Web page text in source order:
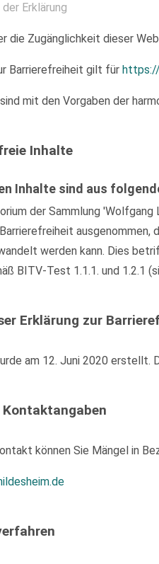
Erklärung
die Zugänglichkeit dieser
Barrierefreiheit gilt für
mit den Vorgaben der
Inhalte
Inhalte sind aus
der Sammlung
ausgenommen,
werden kann. Dies
BITV-Test 1.1.1. und
Erklärung zur
am 12. Juni 2020
Kontaktangaben
können Sie Mängel in